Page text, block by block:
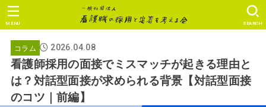
SEARCH
MENU
コラム 2026.04.08
看護師採用の面接でミスマッチが起きる理由と
は？対話型面接が求められる背景【対話型面接
のコツ｜前編】